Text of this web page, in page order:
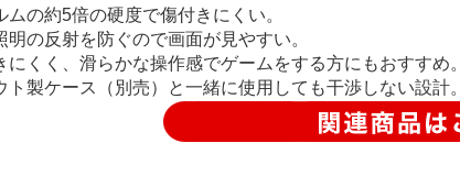
ムの約5倍の硬度で傷付きにくい。
明の反射を防ぐので画面が見やすい。
にくく、滑らかな操作感でゲームをする方にもおすすめ。
ト製ケース（別売）と一緒に使用しても干渉しない設計。